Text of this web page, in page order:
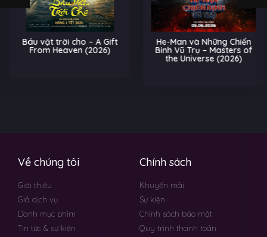
Báu vật trời cho – A Gift
From Heaven (2026)
He-Man và Những Chiến
Binh Vũ Trụ – Masters of
the Universe (2026)
Về chúng tôi
Giới thiệu
Giá dịch vụ
Danh mục phim
Tin tức & sự kiện
Chính sách
Khuyến mãi
Sự kiện
Chính sách bảo mật
Quy trình thanh toán